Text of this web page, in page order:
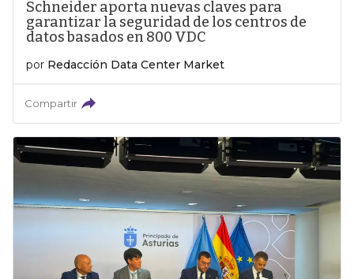
Schneider aporta nuevas claves para
garantizar la seguridad de los centros de
datos basados en 800 VDC
por Redacción Data Center Market
Compartir